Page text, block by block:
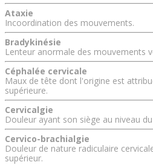
Ataxie
Incoordination des mouvements.
Bradykinésie
Lenteur anormale des mouvements
Céphalée cervicale
Maux de tête dont l'origine est
supérieure.
Cervicalgie
Douleur ayant son siège au niveau
Cervico-brachialgie
Douleur de nature radiculaire
supérieur.